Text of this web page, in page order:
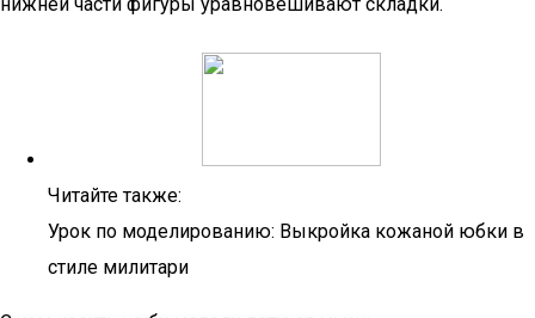
Читайте также:
Урок по моделированию: Выкройка кожаной юбки в
стиле милитари